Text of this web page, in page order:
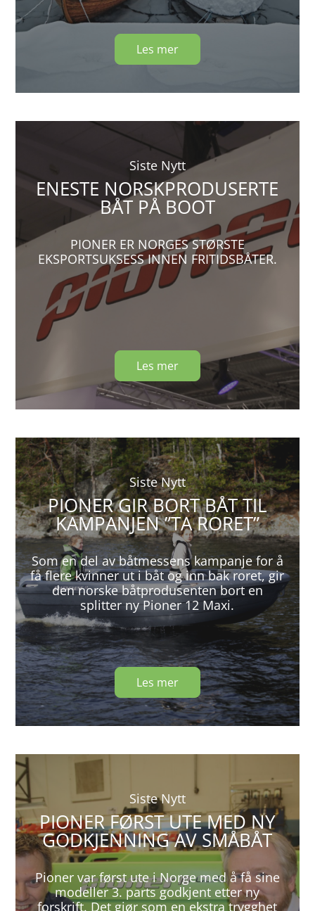
Les mer
Siste Nytt
ENESTE NORSKPRODUSERTE
BÅT PÅ BOOT
PIONER ER NORGES STØRSTE
EKSPORTSUKSESS INNEN FRITIDSBÅTER.
Les mer
Siste Nytt
PIONER GIR BORT BÅT TIL
KAMPANJEN ”TA RORET”
Som en del av båtmessens kampanje for å
få flere kvinner ut i båt og inn bak roret, gir
den norske båtprodusenten bort en
splitter ny Pioner 12 Maxi.
Les mer
Siste Nytt
PIONER FØRST UTE MED NY
GODKJENNING AV SMÅBÅT
Pioner var først ute i Norge med å få sine
modeller 3. parts godkjent etter ny
forskrift. Det gjør som en ekstra trygghet